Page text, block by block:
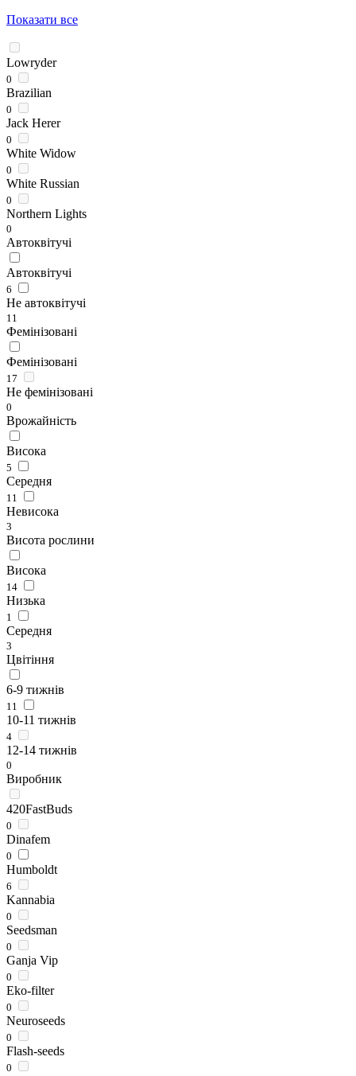
Показати все
Lowryder
0
Brazilian
0
Jack Herer
0
White Widow
0
White Russian
0
Northern Lights
0
Автоквітучі
Автоквітучі
6
Не автоквітучі
11
Фемінізовані
Фемінізовані
17
Не фемінізовані
0
Врожайність
Висока
5
Середня
11
Невисока
3
Висота рослини
Висока
14
Низька
1
Середня
3
Цвітіння
6-9 тижнів
11
10-11 тижнів
4
12-14 тижнів
0
Виробник
420FastBuds
0
Dinafem
0
Humboldt
6
Kannabia
0
Seedsman
0
Ganja Vip
0
Eko-filter
0
Neuroseeds
0
Flash-seeds
0